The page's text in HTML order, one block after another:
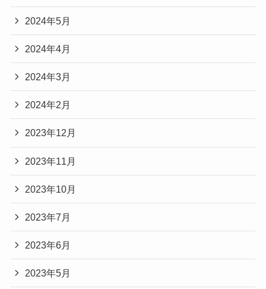
2024年5月
2024年4月
2024年3月
2024年2月
2023年12月
2023年11月
2023年10月
2023年7月
2023年6月
2023年5月